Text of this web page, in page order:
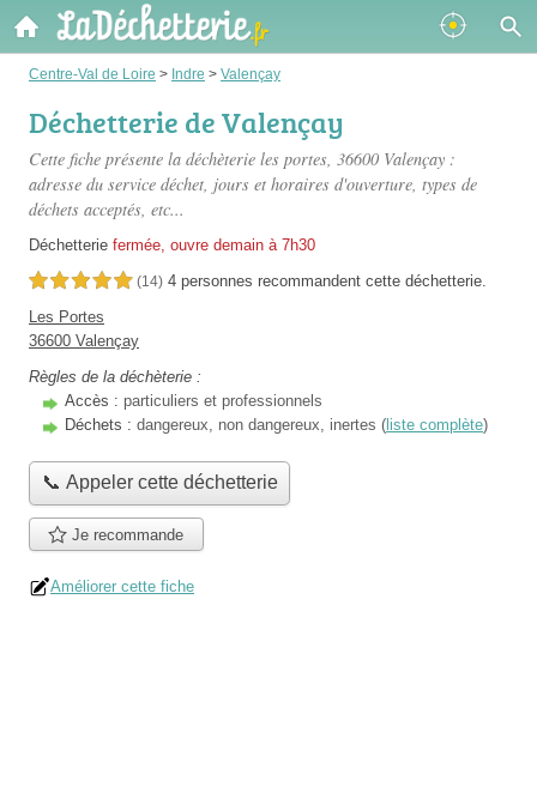
Centre-Val de Loire > Indre > Valençay
Déchetterie de Valençay
Cette fiche présente la déchèterie les portes, 36600 Valençay :
adresse du service déchet, jours et horaires d'ouverture, types de
déchets acceptés, etc...
Déchetterie fermée, ouvre demain à 7h30
5,0 étoiles sur 5 (14) 4 personnes recommandent cette déchetterie.
Les Portes
36600 Valençay
Règles de la déchèterie :
Accès : particuliers et professionnels
Déchets : dangereux, non dangereux, inertes ( liste complète)
📞 Appeler cette déchetterie
Je recommande
Améliorer cette fiche